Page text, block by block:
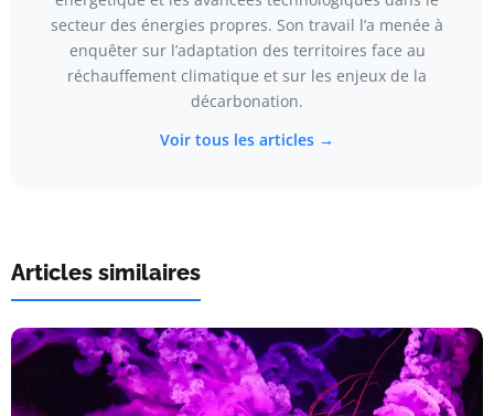
secteur des énergies propres. Son travail l’a menée à
enquêter sur l’adaptation des territoires face au
réchauffement climatique et sur les enjeux de la
décarbonation.
Voir tous les articles →
Articles similaires